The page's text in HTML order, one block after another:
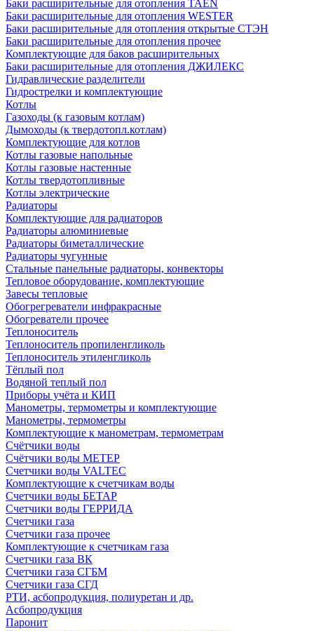
Баки расширительные для отопления TAEN
Баки расширительные для отопления WESTER
Баки расширительные для отопления открытые СТЭН
Баки расширительные для отопления прочее
Комплектующие для баков расширительных
Баки расширительные для отопления ДЖИЛЕКС
Гидравлические разделители
Гидрострелки и комплектующие
Котлы
Газоходы (к газовым котлам)
Дымоходы (к твердотопл.котлам)
Комплектующие для котлов
Котлы газовые напольные
Котлы газовые настенные
Котлы твердотопливные
Котлы электрические
Радиаторы
Комплектующие для радиаторов
Радиаторы алюминиевые
Радиаторы биметаллические
Радиаторы чугунные
Стальные панельные радиаторы, конвекторы
Тепловое оборудование, комплектующие
Завесы тепловые
Обогрегреватели инфракрасные
Обогреватели прочее
Теплоноситель
Теплоноситель пропиленгликоль
Теплоноситель этиленгликоль
Тёплый пол
Водяной теплый пол
Приборы учёта и КИП
Манометры, термометры и комплектующие
Манометры, термометры
Комплектующие к манометрам, термометрам
Счётчики воды
Счётчики воды МЕТЕР
Счетчики воды VALTEC
Комплектующие к счетчикам воды
Счетчики воды БЕТАР
Счетчики воды ГЕРРИДА
Счетчики газа
Счетчики газа прочее
Комплектующие к счетчикам газа
Счетчики газа ВК
Счетчики газа СГБМ
Счетчики газа СГД
РТИ, асбопродукция, полиуретан и др.
Асбопродукция
Паронит